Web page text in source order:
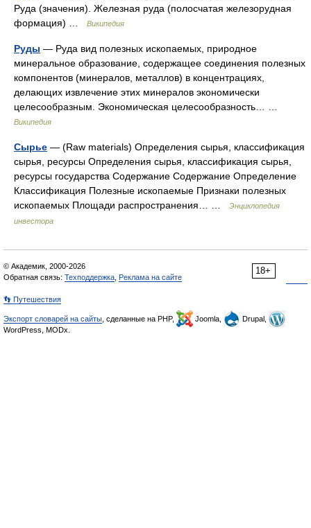
Руда (значения). Железная руда (полосчатая железорудная
формация) …
Википедия
Руды — Руда вид полезных ископаемых, природное
минеральное образование, содержащее соединения полезных
компонентов (минералов, металлов) в концентрациях,
делающих извлечение этих минералов экономически
целесообразным. Экономическая целесообразность… …
Википедия
Сырье — (Raw materials) Определения сырья, классификация
сырья, ресурсы Определения сырья, классификация сырья,
ресурсы государства Содержание Содержание Определение
Классификация Полезные ископаемые Признаки полезных
ископаемых Площади распространения… …
Энциклопедия
инвестора
18+
© Академик, 2000-2026
Обратная связь: Техподдержка Реклама на сайте
👣 Путешествия
Экспорт словарей на сайты , сделанные на PHP, Joomla,
Drupal,
WordPress, MODx.